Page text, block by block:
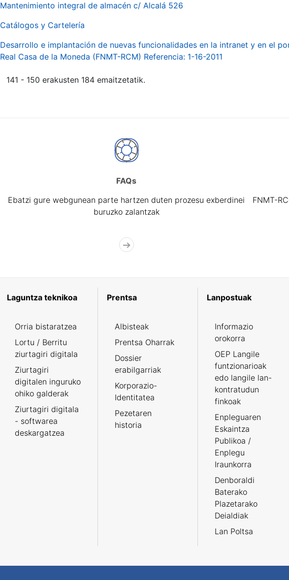
Mantenimiento integral de almacén c/ Alcalá 526
Catálogos y Cartelería
Desarrollo e implantación de nuevas funcionalidades en la intranet y en el
Real Casa de la Moneda (FNMT-RCM) Referencia: 1-16-2011
141 - 150 erakusten 184 emaitzetatik.
FAQs
Ebatzi gure webgunean parte hartzen duten prozesu exberdinei
buruzko zalantzak
FNMT-
Laguntza teknikoa
Orria bistaratzea
Lortu / Berritu
ziurtagiri digitala
Ziurtagiri
digitalen inguruko
ohiko galderak
Ziurtagiri digitala
- softwarea
deskargatzea
Prentsa
Albisteak
Prentsa Oharrak
Dossier
erabilgarriak
Korporazio-
Identitatea
Pezetaren
historia
Lanpostuak
Informazio
orokorra
OEP Langile
funtzionarioak
edo langile lan-
kontratudun
finkoak
Enpleguaren
Eskaintza
Publikoa /
Enplegu
Iraunkorra
Denboraldi
Baterako
Plazetarako
Deialdiak
Lan Poltsa